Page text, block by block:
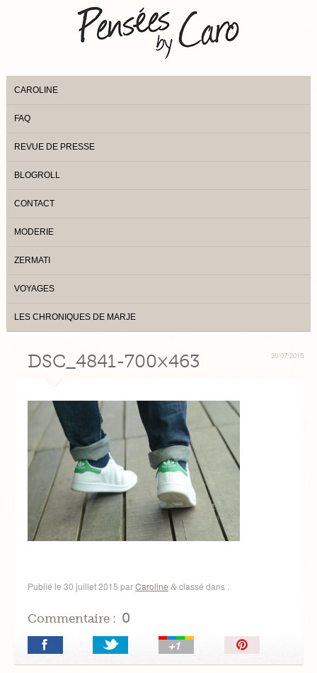
CAROLINE
FAQ
REVUE DE PRESSE
BLOGROLL
CONTACT
MODERIE
ZERMATI
VOYAGES
LES CHRONIQUES DE MARJE
30/07/2015
DSC_4841-700×463
Publié le 30 juillet 2015 parCaroline &classé dans .
Commentaire : 0
Épingler!